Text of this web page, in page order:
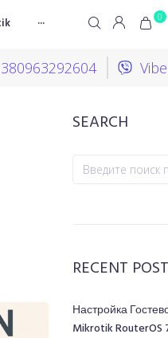
··· 0
SEARCH
RECENT
Настройка
Mikrotik